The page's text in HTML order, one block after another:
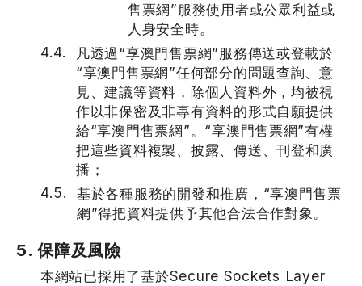
售票網”服務使用者或公眾利益或
人身安全時。
凡透過“享澳門售票網”服務傳送或登載於
“享澳門售票網”任何部分的問題查詢、意
見、建議等資料，除個人資料外，均被視
作以非保密及非專有資料的形式自願提供
給“享澳門售票網”。“享澳門售票網”有權
把這些資料複製、披露、傳送、刊登和廣
播；
基於各種服務的開發和推廣，“享澳門售票
網”得把資料提供予其他合法合作對象。
5. 保障及風險
本網站已採用了基於Secure Sockets Layer